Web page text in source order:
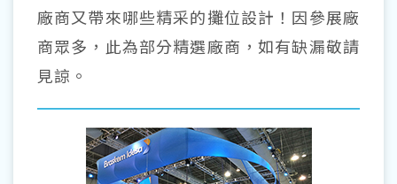
廠商又帶來哪些精采的攤位設計！因參展廠
商眾多，此為部分精選廠商，如有缺漏敬請
見諒。